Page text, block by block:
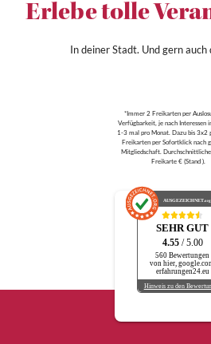
Erlebe tolle
In deiner Stadt. Und gern
*Immer 2 Freikarten per
Verfügbarkeit, je nach Interessen
1-3 mal pro Monat. Dazu bis 3x2
Freikarten per Sofortklick nach
Mitgliedschaft.
Freikarte € (Stand ).
AUSGEZEICHNET.org
SEHR GUT
4.55 / 5.00
560 Bewertungen
von hier,
erfahrungen24.eu
Hinweis zu den